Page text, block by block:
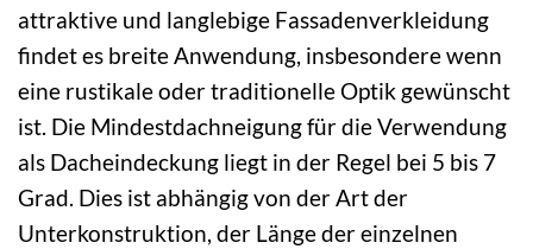
attraktive und langlebige Fassadenverkleidung
findet es breite Anwendung, insbesondere wenn
eine rustikale oder traditionelle Optik gewünscht
ist. Die Mindestdachneigung für die Verwendung
als Dacheindeckung liegt in der Regel bei 5 bis 7
Grad. Dies ist abhängig von der Art der
Unterkonstruktion, der Länge der einzelnen